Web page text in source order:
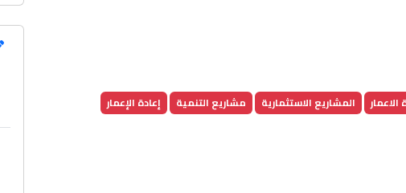
الاعمار المشاريع الاستثمارية مشاريع التنمية
إعادة الإعمار